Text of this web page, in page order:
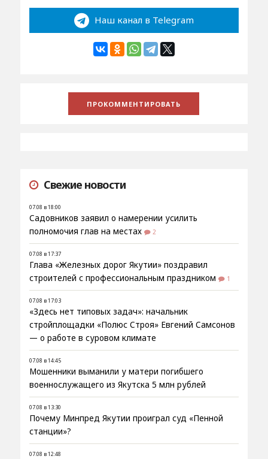
Наш канал в Telegram
Свежие новости
07.08 в 18:00
Садовников заявил о намерении усилить
полномочия глав на местах
2
07.08 в 17:37
Глава «Железных дорог Якутии» поздравил
строителей с профессиональным праздником
1
07.08 в 17:03
«Здесь нет типовых задач»: начальник
стройплощадки «Полюс Строя» Евгений Самсонов
— о работе в суровом климате
07.08 в 14:45
Мошенники выманили у матери погибшего
военнослужащего из Якутска 5 млн рублей
07.08 в 13:30
Почему Минпред Якутии проиграл суд «Пенной
станции»?
07.08 в 12:48